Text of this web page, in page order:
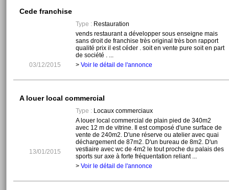
Cede franchise
03/12/2015
Type :Restauration
vends restaurant a développer sous enseigne mais
sans droit de franchise très original très bon rapport
qualité prix il est céder . soit en vente pure soit en part
de société . ...
> Voir le détail de l'annonce
A louer local commercial
13/01/2015
Type :Locaux commerciaux
A louer local commercial de plain pied de 340m2
avec 12 m de vitrine. Il est composé d'une surface de
vente de 240m2. D'une réserve ou atelier avec quai
déchargement de 87m2. D'un bureau de 8m2. D'un
vestiaire avec wc de 4m2 le tout proche du palais des
sports sur axe à forte fréquentation reliant ...
> Voir le détail de l'annonce